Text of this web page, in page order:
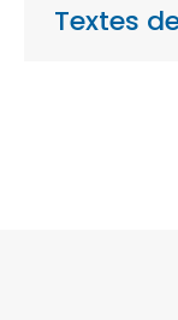
Textes